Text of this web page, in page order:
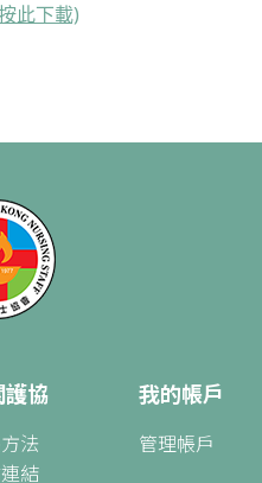
此下載)
護協
法
結
我的帳戶
管理帳戶